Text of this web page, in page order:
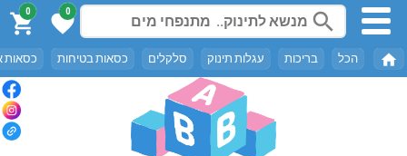
search
0
favorite
0
shopping_cart
home הכל בריכות עגלות תינוק סלקלים כסאות בטיחות כסאות